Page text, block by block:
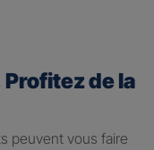
de la
peuvent vous faire